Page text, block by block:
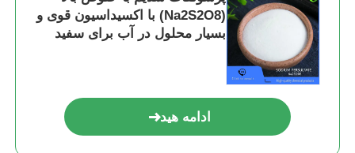
(Na2S2O8) با اکسیداسیون قوی و
بسیار محلول در آب برای سفید
ادامه هید